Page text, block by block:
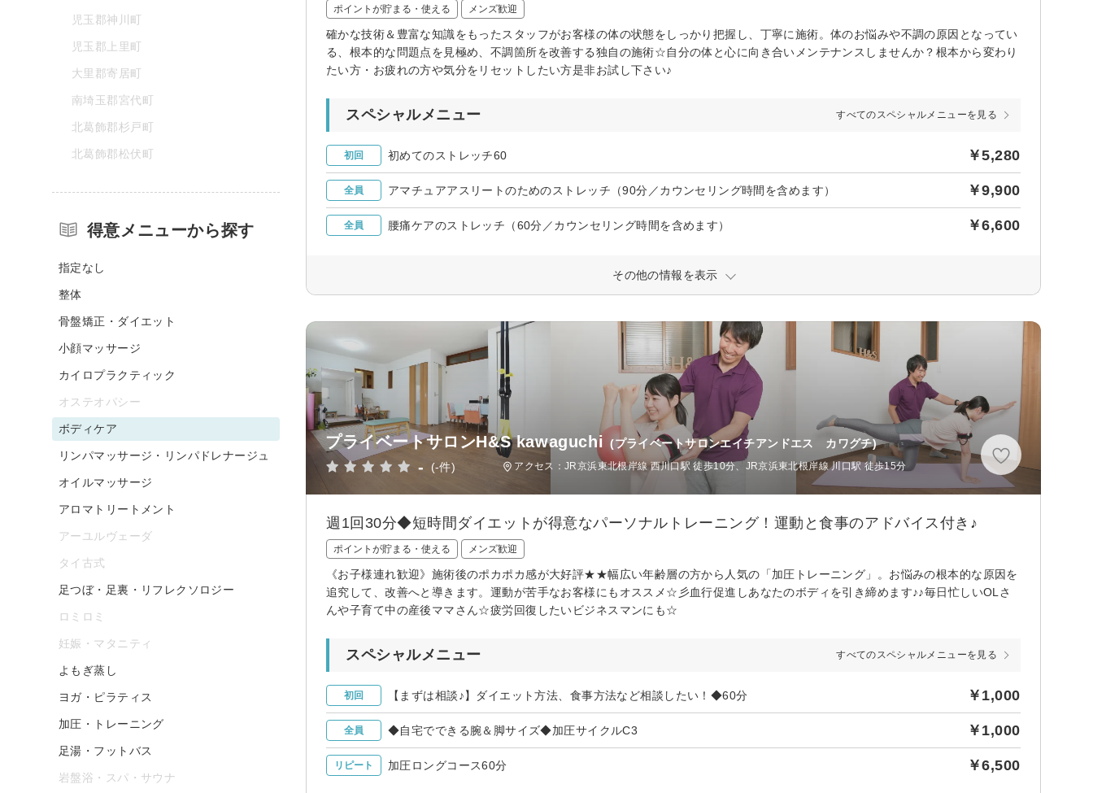
ポイントが貯まる・使える メンズ歓迎
確かな技術＆豊富な知識をもったスタッフがお客様の体の状態をしっかり把握し、丁寧に施術。体のお悩みや不調の原因となってい
る、根本的な問題点を見極め、不調箇所を改善する独自の施術☆自分の体と心に向き合いメンテナンスしませんか？根本から変わり
たい方・お疲れの方や気分をリセットしたい方是非お試し下さい♪
スペシャルメニュー すべてのスペシャルメニューを見る
初回 初めてのストレッチ60 ￥5,280
全員 アマチュアアスリートのためのストレッチ（90分／カウンセリング時間を含めます） ￥9,900
全員 腰痛ケアのストレッチ（60分／カウンセリング時間を含めます） ￥6,600
その他の情報を表示
プライベートサロンH&S kawaguchi (プライベートサロンエイチアンドエス カワグチ)
- (-件) アクセス：JR京浜東北根岸線 西川口駅 徒歩10分、JR京浜東北根岸線 川口駅 徒歩15分
週1回30分◆短時間ダイエットが得意なパーソナルトレーニング！運動と食事のアドバイス付き♪
ポイントが貯まる・使える メンズ歓迎
《お子様連れ歓迎》施術後のポカポカ感が大好評★★幅広い年齢層の方から人気の「加圧トレーニング」。お悩みの根本的な原因を
追究して、改善へと導きます。運動が苦手なお客様にもオススメ☆彡血行促進しあなたのボディを引き締めます♪♪毎日忙しいOLさ
んや子育て中の産後ママさん☆疲労回復したいビジネスマンにも☆
スペシャルメニュー すべてのスペシャルメニューを見る
初回 【まずは相談♪】ダイエット方法、食事方法など相談したい！◆60分 ￥1,000
全員 ◆自宅でできる腕＆脚サイズ◆加圧サイクルC3 ￥1,000
リピート 加圧ロングコース60分 ￥6,500
児玉郡神川町
児玉郡上里町
大里郡寄居町
南埼玉郡宮代町
北葛飾郡杉戸町
北葛飾郡松伏町
得意メニューから探す
指定なし
整体
骨盤矯正・ダイエット
小顔マッサージ
カイロプラクティック
オステオパシー
ボディケア
リンパマッサージ・リンパドレナージュ
オイルマッサージ
アロマトリートメント
アーユルヴェーダ
タイ古式
足つぼ・足裏・リフレクソロジー
ロミロミ
妊娠・マタニティ
よもぎ蒸し
ヨガ・ピラティス
加圧・トレーニング
足湯・フットバス
岩盤浴・スパ・サウナ